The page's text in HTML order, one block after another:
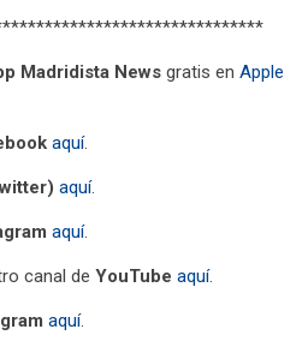
Madridista News gratis enApple
aquí.
aquí.
aquí.
canal deYouTube aquí.
aquí.